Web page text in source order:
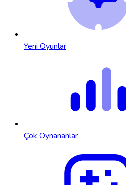
Yeni Oyunlar
Çok Oynananlar